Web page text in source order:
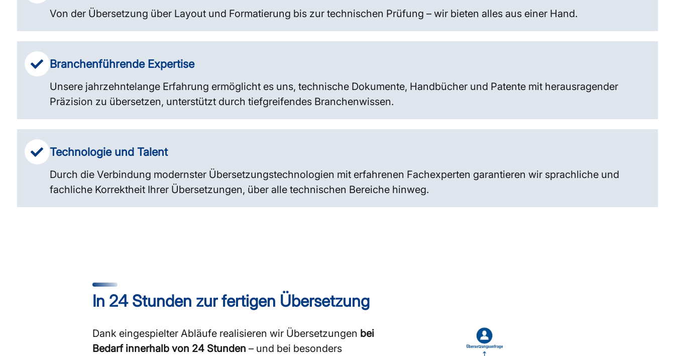
Von der Übersetzung über Layout und Formatierung bis zur technischen Prüfung – wir bieten alles aus einer Hand.
Branchenführende Expertise
Unsere jahrzehntelange Erfahrung ermöglicht es uns, technische Dokumente, Handbücher und Patente mit herausragender
Präzision zu übersetzen, unterstützt durch tiefgreifendes Branchenwissen.
Technologie und Talent
Durch die Verbindung modernster Übersetzungstechnologien mit erfahrenen Fachexperten garantieren wir sprachliche und
fachliche Korrektheit Ihrer Übersetzungen, über alle technischen Bereiche hinweg.
In 24 Stunden zur fertigen Übersetzung
Dank eingespielter Abläufe realisieren wir Übersetzungen bei
Bedarf innerhalb von 24 Stunden – und bei besonders